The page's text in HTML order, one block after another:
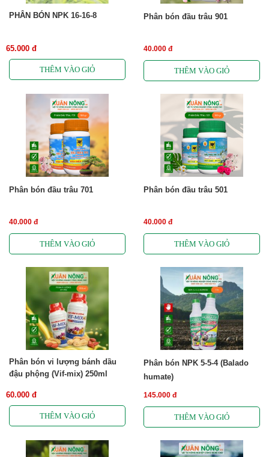
PHÂN BÓN NPK 16-16-8
65.000 đ
Phân bón đầu trâu 901
40.000 đ
Phân bón đầu trâu 701
40.000 đ
Phân bón đầu trâu 501
40.000 đ
Phân bón vi lượng bánh dầu
đậu phộng (Vif-mix) 250ml
60.000 đ
Phân bón NPK 5-5-4 (Balado
humate)
145.000 đ